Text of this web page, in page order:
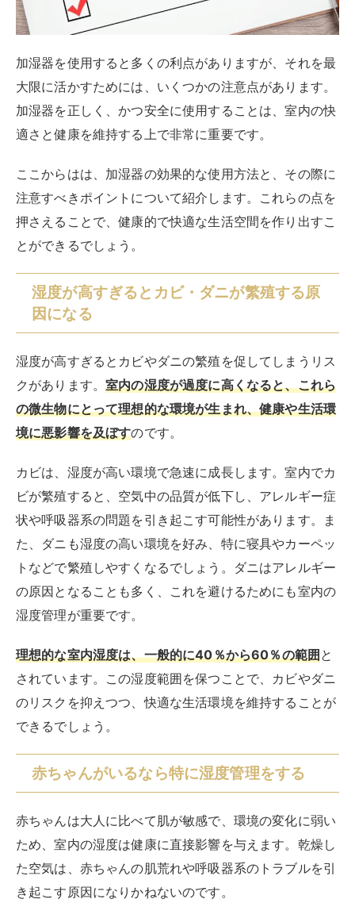
加湿器を使用すると多くの利点がありますが、それを最
大限に活かすためには、いくつかの注意点があります。
加湿器を正しく、かつ安全に使用することは、室内の快
適さと健康を維持する上で非常に重要です。
ここからはは、加湿器の効果的な使用方法と、その際に
注意すべきポイントについて紹介します。これらの点を
押さえることで、健康的で快適な生活空間を作り出すこ
とができるでしょう。
湿度が高すぎるとカビ・ダニが繁殖する原
因になる
湿度が高すぎるとカビやダニの繁殖を促してしまうリス
クがあります。室内の湿度が過度に高くなると、これら
の微生物にとって理想的な環境が生まれ、健康や生活環
境に悪影響を及ぼすのです。
カビは、湿度が高い環境で急速に成長します。室内でカ
ビが繁殖すると、空気中の品質が低下し、アレルギー症
状や呼吸器系の問題を引き起こす可能性があります。ま
た、ダニも湿度の高い環境を好み、特に寝具やカーペッ
トなどで繁殖しやすくなるでしょう。ダニはアレルギー
の原因となることも多く、これを避けるためにも室内の
湿度管理が重要です。
理想的な室内湿度は、一般的に40％から60％の範囲と
されています。この湿度範囲を保つことで、カビやダニ
のリスクを抑えつつ、快適な生活環境を維持することが
できるでしょう。
赤ちゃんがいるなら特に湿度管理をする
赤ちゃんは大人に比べて肌が敏感で、環境の変化に弱い
ため、室内の湿度は健康に直接影響を与えます。乾燥し
た空気は、赤ちゃんの肌荒れや呼吸器系のトラブルを引
き起こす原因になりかねないのです。